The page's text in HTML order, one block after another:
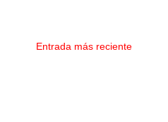
Entrada más reciente